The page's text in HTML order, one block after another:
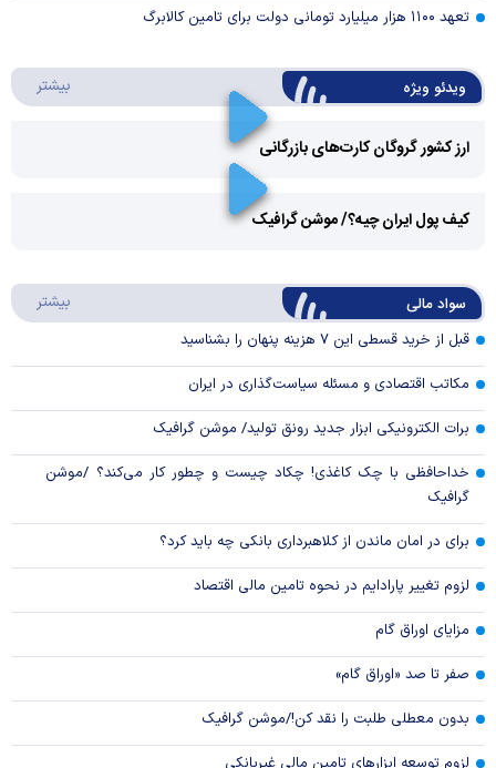
تعهد ۱۱۰۰ هزار میلیارد تومانی دولت برای تامین کالابرگ
ویدئو ویژه بیشتر
ارز کشور گروگان کارت‌های بازرگانی
Video
کیف پول ایران چیه؟/ موشن گرافیک
سواد مالی بیشتر
قبل از خرید قسطی این ۷ هزینه پنهان را بشناسید
مکاتب اقتصادی و مسئله سیاست‌گذاری در ایران
برات الکترونیکی ابزار جدید رونق تولید/ موشن گرافیک
خداحافظی با چک کاغذی! چکاد چیست و چطور کار می‌کند؟ /موشن
گرافیک
برای در امان ماندن از کلاهبرداری بانکی چه باید کرد؟
لزوم تغییر پارادایم در نحوه تامین مالی اقتصاد
مزایای اوراق گام
صفر تا صد «اوراق گام»
بدون معطلی طلبت را نقد کن!/موشن گرافیک
لزوم توسعه ابزارهای تامین مالی غیربانکی